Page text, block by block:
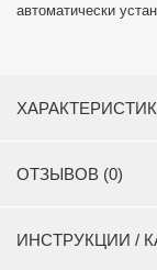
автоматически
ОТЗЫВОВ (0)
ИНСТРУКЦИИ /